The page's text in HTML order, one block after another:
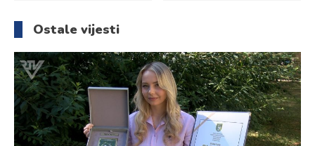
članaka
Ostale vijesti